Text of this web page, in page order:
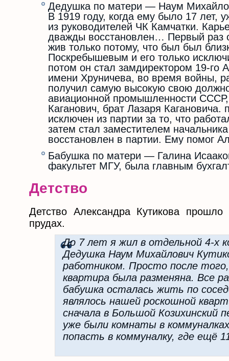
Дедушка по матери — Наум
В 1919 году, когда ему было 17 лет,
из руководителей ЧК Камчатки.
дважды восстановлен… Первый раз
жив только потому, что был был
Поскребышевым и его только
потом он стал замдиректором 19-го
имени Хруничева, во время войны,
получил самую высокую свою
авиационной промышленности
Каганович, брат Лазаря
исключен из партии за то, что
затем стал заместителем
восстановлен в партии. Ему помог
Бабушка по матери — Галина
факультет МГУ, была главным
Детство
Детство Александра Кутикова
прудах.
До 7 лет я жил в отдельной 4-х
Дедушка Наум Михайлович
работником. Просто после
квартира была разменяна. Все
бабушка осталась жить по
являлось нашей роскошной
сначала в Большой
уже были комнаты в
попасть в коммуналку, где ещё